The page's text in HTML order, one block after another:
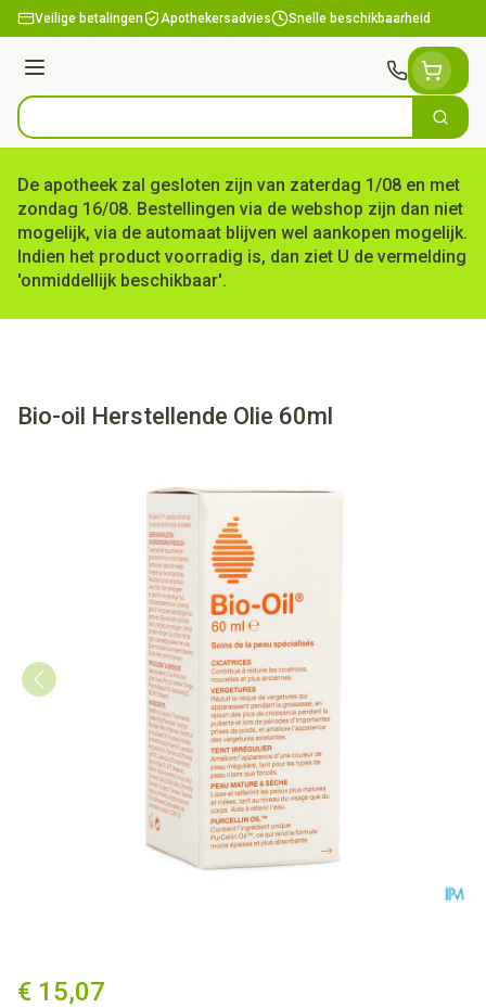
Ga naar de inhoud
Veilige betalingen Apothekersadvies Snelle beschikbaarheid
Menu
Product, merk, categorie... Zoek
De apotheek zal gesloten zijn van zaterdag 1/08 en met
zondag 16/08. Bestellingen via de webshop zijn dan niet
mogelijk, via de automaat blijven wel aankopen mogelijk.
Indien het product voorradig is, dan ziet U de vermelding
'onmiddellijk beschikbaar'.
Bio-oil Herstellende Olie 60ml
€ 15,07